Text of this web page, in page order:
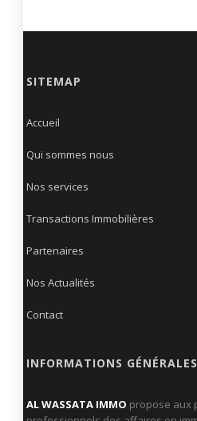
SITEMAP
Accueil
Qui sommes nous
Nos services
Transactions Immobilières
Partenaires
Nos Actualités
Contact
INFORMATIONS GÉNÉRALES
AL WASSATA IMMO propose aux